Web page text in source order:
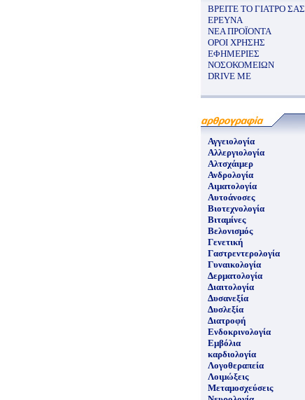
ΒΡΕΙΤΕ ΤΟ ΓΙΑΤΡΟ ΣΑΣ
ΕΡΕΥΝΑ
ΝΕΑ ΠΡΟΪΟΝΤΑ
ΟΡΟΙ ΧΡΗΣΗΣ
ΕΦΗΜΕΡΙΕΣ
ΝΟΣΟΚΟΜΕΙΩΝ
DRIVE ME
Αγγειολογία
Αλλεργιολογία
Αλτσχάιμερ
Ανδρολογία
Αιματολογία
Αυτοάνοσες
Βιοτεχνολογία
Βιταμίνες
Βελονισμός
Γενετική
Γαστρεντερολογία
Γυναικολογία
Δερματολογία
Διαιτολογία
Δυσανεξία
Δυσλεξία
Διατροφή
Ενδοκρινολογία
Εμβόλια
καρδιολογία
Λογοθεραπεία
Λοιμώξεις
Μεταμοσχεύσεις